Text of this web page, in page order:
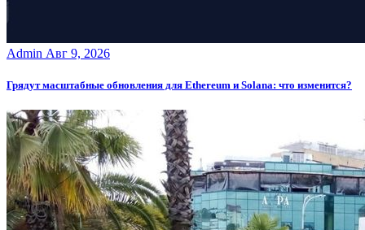
Admin Авг 9, 2026
Грядут масштабные обновления для Ethereum и Solana: что изменится?